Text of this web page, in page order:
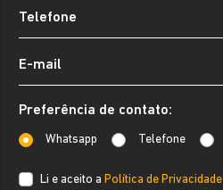
Preferência de contato:
Whatsapp Telefone
Li e aceito a Política de Privacidade